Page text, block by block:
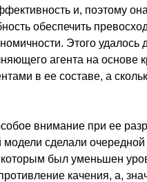
и, поэтому
обеспечить
Этого
агента на
в ее составе, а
внимание при ее
сделали
которым был уменьшен
качения, а,